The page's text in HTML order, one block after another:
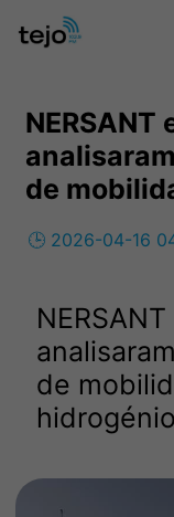
NERSANT
de
🕒 2026-04-16
de
hidrogénio